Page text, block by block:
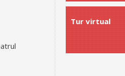
Tur virtual